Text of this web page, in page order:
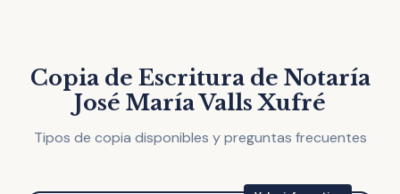
Copia de Escritura de Notaría
José María Valls Xufré
Tipos de copia disponibles y preguntas frecuentes